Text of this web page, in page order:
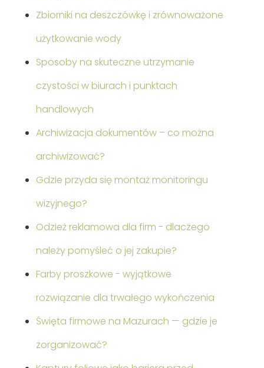
Zbiorniki na deszczówkę i zrównoważone
użytkowanie wody
Sposoby na skuteczne utrzymanie
czystości w biurach i punktach
handlowych
Archiwizacja dokumentów – co można
archiwizować?
Gdzie przyda się montaż monitoringu
wizyjnego?
Odzież reklamowa dla firm - dlaczego
należy pomyśleć o jej zakupie?
Farby proszkowe - wyjątkowe
rozwiązanie dla trwałego wykończenia
Święta firmowe na Mazurach — gdzie je
zorganizować?